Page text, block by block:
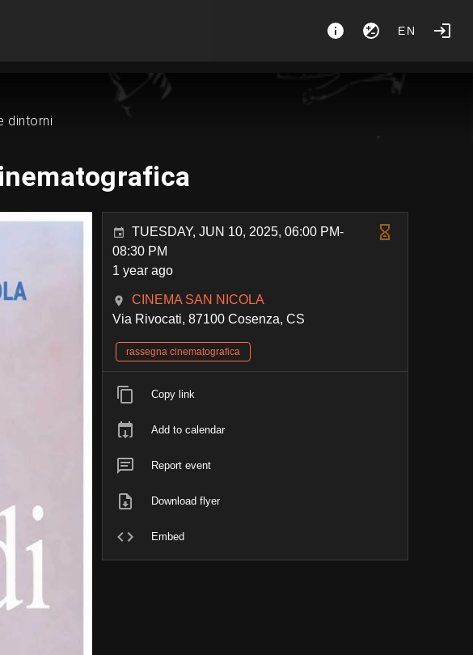
EN
dintorni
TUESDAY, JUN 10, 2025, 06:00 PM-
08:30 PM
1 year ago
CINEMA SAN NICOLA
Via Rivocati, 87100 Cosenza, CS
rassegna cinematografica
Copy link
Add to calendar
Report event
Download flyer
Embed